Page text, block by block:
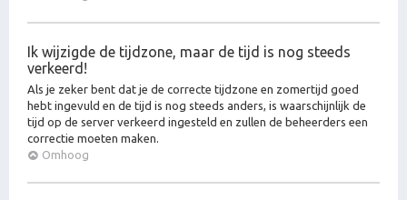
Ik wijzigde de tijdzone, maar de tijd is nog steeds
verkeerd!
Als je zeker bent dat je de correcte tijdzone en zomertijd goed
hebt ingevuld en de tijd is nog steeds anders, is waarschijnlijk de
tijd op de server verkeerd ingesteld en zullen de beheerders een
correctie moeten maken.
Omhoog